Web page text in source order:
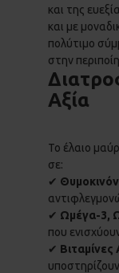
και της
και με
πολύτιμο
στην
Αξία
Το έλαιο
σε:
✔
✔ Ωμέγα-3,
που
✔ Βιταμίνες